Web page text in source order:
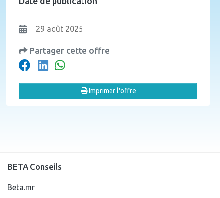
29 août 2025
Partager cette offre
Imprimer l'offre
BETA Conseils
Beta.mr